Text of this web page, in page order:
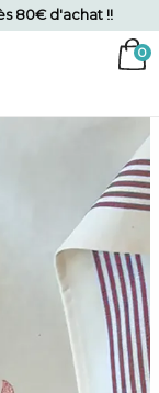
80€ d'achat !!